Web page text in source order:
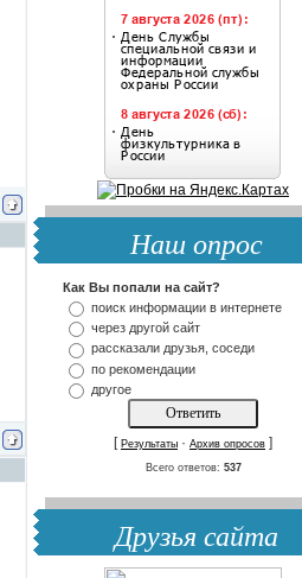
Наш опрос
Как Вы попали на сайт?
поиск информации в интернете
через другой сайт
рассказали друзья, соседи
по рекомендации
другое
[ Результаты · Архив опросов ]
Всего ответов: 537
Друзья сайта